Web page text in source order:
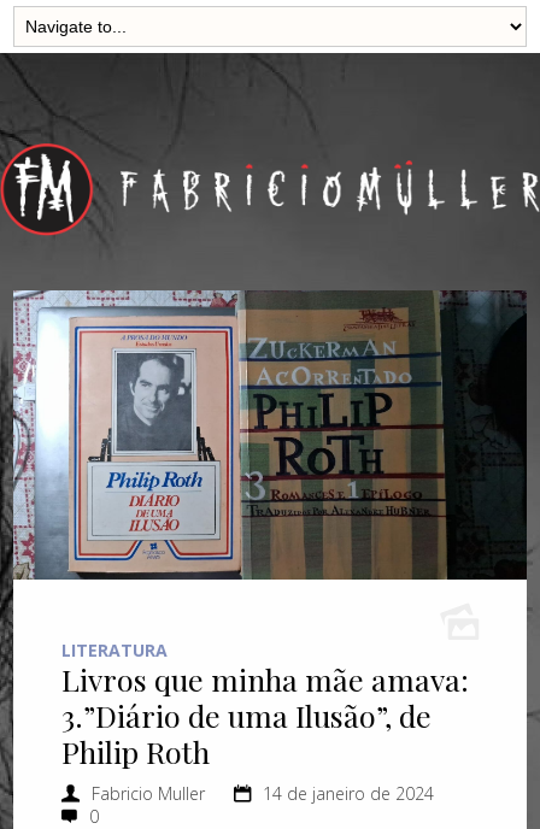
LITERATURA
Livros que minha mãe amava:
3.”Diário de uma Ilusão”, de
Philip Roth
Fabricio Muller
14 de janeiro de 2024
0